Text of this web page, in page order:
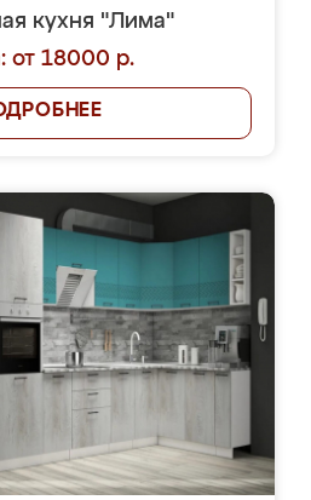
кухня "Лима"
от 18000 р.